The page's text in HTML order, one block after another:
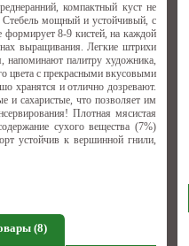
компактный куст не
Стебель мощный и устойчивый, с
формирует 8-9 кистей, на каждой
выращивания. Легкие штрихи
напоминают палитру художника,
цвета с прекрасными вкусовыми
хранятся и отлично дозревают.
и сахаристые, что позволяет им
Плотная мясистая
сухого вещества (7%)
устойчив к вершинной гнили,
(8)